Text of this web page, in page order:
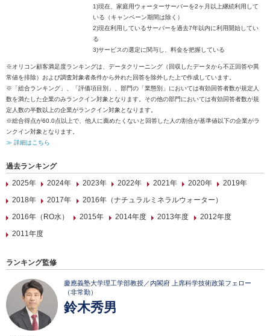
1)現在、家庭用ウォーターサーバーを2ヶ月以上継続利用して
いる（キャンペーン期間は除く）
2)現在利用しているサーバーを過去7年以内に利用開始してい
る
3)サービスの選定に関与し、料金を把握している
※オリコン顧客満足度ランキングは、データクリーニング（回収したデータから不正回答や異
常値を排除）および調査対象者条件から外れた回答を除外した上で作成しています。
※「総合ランキング」、「評価項目別」、部門の「業態別」においては有効回答者数が規定人
数を満たした企業のみランクイン対象となります。その他の部門においては有効回答者数が規
定人数の半数以上の企業がランクイン対象となります。
※総合得点が60.0点以上で、他人に薦めたくないと回答した人の割合が基準値以下の企業がラ
ンクイン対象となります。
≫ 詳細はこちら
過去ランキング
2025年
2024年 2023年 2022年 2021年 2020年
2019年
2018年
2017年
2016年（ナチュラルミネラルウォーター）
2016年（RO水）
2015年 2014年度 2013年度
2012年度
2011年度
ランキング監修
慶應義塾大学理工学部教授／内閣府 上席科学技術政策フェロー
（非常勤）
鈴木秀男